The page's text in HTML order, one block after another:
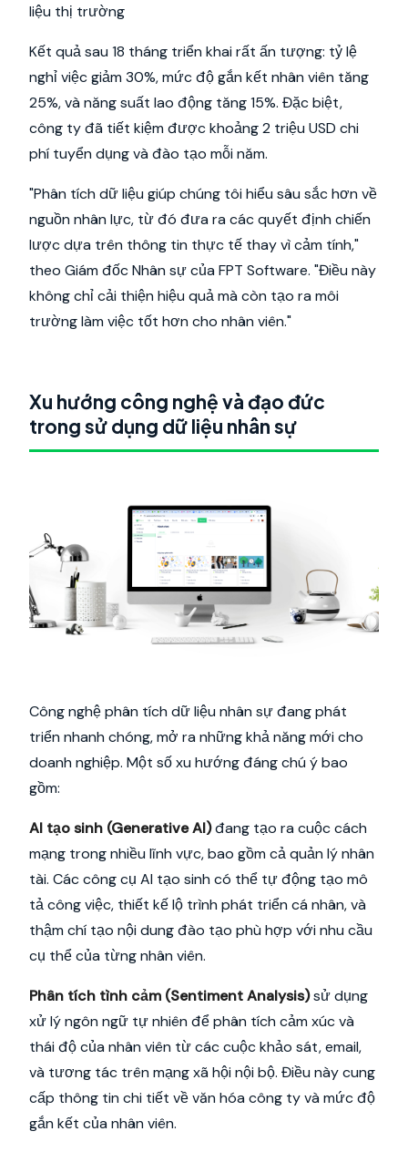
liệu thị trường
Kết quả sau 18 tháng triển khai rất ấn tượng: tỷ lệ
nghỉ việc giảm 30%, mức độ gắn kết nhân viên tăng
25%, và năng suất lao động tăng 15%. Đặc biệt,
công ty đã tiết kiệm được khoảng 2 triệu USD chi
phí tuyển dụng và đào tạo mỗi năm.
"Phân tích dữ liệu giúp chúng tôi hiểu sâu sắc hơn về
nguồn nhân lực, từ đó đưa ra các quyết định chiến
lược dựa trên thông tin thực tế thay vì cảm tính,"
theo Giám đốc Nhân sự của FPT Software. "Điều này
không chỉ cải thiện hiệu quả mà còn tạo ra môi
trường làm việc tốt hơn cho nhân viên."
Xu hướng công nghệ và đạo đức
trong sử dụng dữ liệu nhân sự
Công nghệ phân tích dữ liệu nhân sự đang phát
triển nhanh chóng, mở ra những khả năng mới cho
doanh nghiệp. Một số xu hướng đáng chú ý bao
gồm:
AI tạo sinh (Generative AI)đang tạo ra cuộc cách
mạng trong nhiều lĩnh vực, bao gồm cả quản lý nhân
tài. Các công cụ AI tạo sinh có thể tự động tạo mô
tả công việc, thiết kế lộ trình phát triển cá nhân, và
thậm chí tạo nội dung đào tạo phù hợp với nhu cầu
cụ thể của từng nhân viên.
Phân tích tình cảm (Sentiment Analysis)sử dụng
xử lý ngôn ngữ tự nhiên để phân tích cảm xúc và
thái độ của nhân viên từ các cuộc khảo sát, email,
và tương tác trên mạng xã hội nội bộ. Điều này cung
cấp thông tin chi tiết về văn hóa công ty và mức độ
gắn kết của nhân viên.